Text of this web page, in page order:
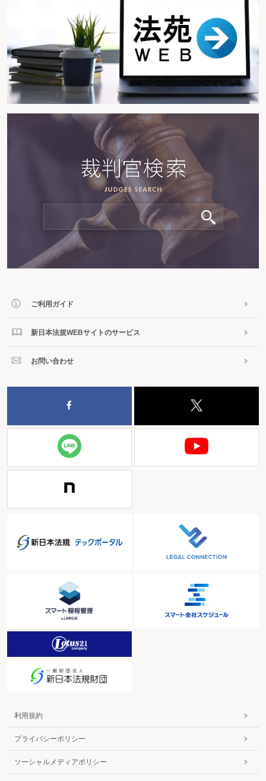
ご利用ガイド
新日本法規WEBサイトのサービス
お問い合わせ
利用規約
プライバシーポリシー
ソーシャルメディアポリシー